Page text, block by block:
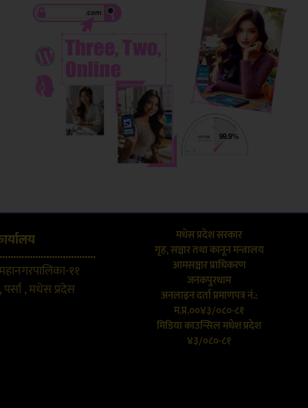
११
पर्सा , मधेस प्रदेस
मधेस प्रदेश सरकार
गृह, सञ्चार तथा कानून मन्त्रालय
आमसञ्चार प्राधिकरण
जनकपुरधाम
अनलाइन दर्ता प्रमाणपत्र नं.:
म.प्र.००४३/०८०-८१
मिडिया काउन्सिल मधेश प्रदेश
४३/०८०-८१